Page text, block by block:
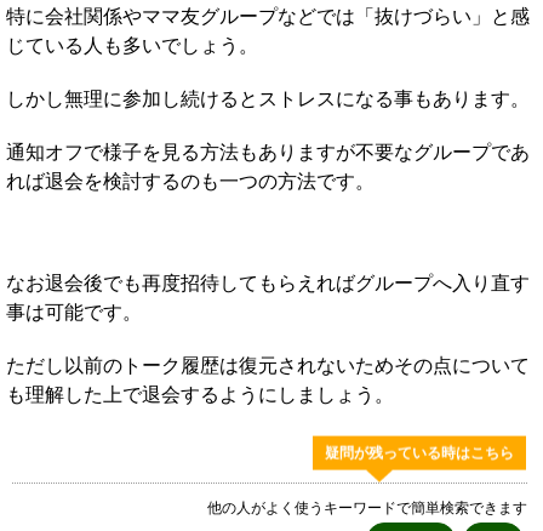
特に会社関係やママ友グループなどでは「抜けづらい」と感
じている人も多いでしょう。
しかし無理に参加し続けるとストレスになる事もあります。
通知オフで様子を見る方法もありますが不要なグループであ
れば退会を検討するのも一つの方法です。
なお退会後でも再度招待してもらえればグループへ入り直す
事は可能です。
ただし以前のトーク履歴は復元されないためその点について
も理解した上で退会するようにしましょう。
疑問が残っている時はこちら
他の人がよく使うキーワードで簡単検索できます